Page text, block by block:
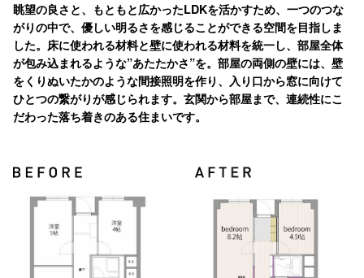
眺望の良さと、もともと広かったLDKを活かすため、一つのつな
がりの中で、優しい明るさを感じることができる空間を目指しま
した。床に使われる材料と壁に使われる材料を統一し、部屋全体
が包み込まれるような”あたたかさ”を。部屋の両側の壁には、壁
をくりぬいたかのような間接照明を作り、入り口から窓に向けて
ひとつの繋がりが感じられます。玄関から部屋まで、連続性にこ
だわった落ち着きのある住まいです。